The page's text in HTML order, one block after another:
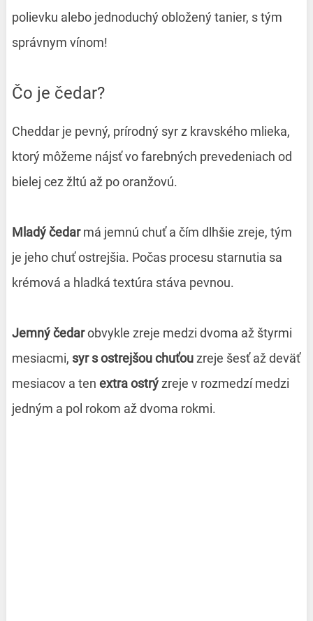
polievku alebo jednoduchý obložený tanier, s tým
správnym vínom!
Čo je čedar?
Cheddar je pevný, prírodný syr z kravského mlieka,
ktorý môžeme nájsť vo farebných prevedeniach od
bielej cez žltú až po oranžovú.
Mladý čedarmá jemnú chuť a čím dlhšie zreje, tým
je jeho chuť ostrejšia. Počas procesu starnutia sa
krémová a hladká textúra stáva pevnou.
Jemný čedarobvykle zreje medzi dvoma až štyrmi
mesiacmi, syr s ostrejšou chuťouzreje šesť až deväť
mesiacov a ten extra ostrýzreje v rozmedzí medzi
jedným a pol rokom až dvoma rokmi.